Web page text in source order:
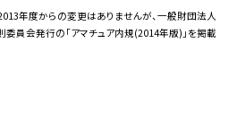
年度からの変更はありませんが、一般財団法人
員会発行の「アマチュア内規(2014年版)」を掲載